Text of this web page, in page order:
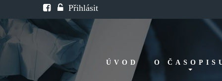
Přihlásit
ÚVOD O